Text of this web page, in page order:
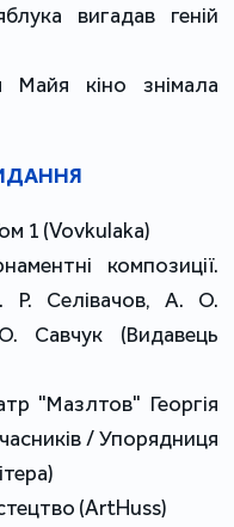
вигадав геній
кіно знімала
1 (Vovkulaka)
композиції.
Селівачов, А. О.
Савчук (Видавець
"Мазлтов" Георгія
/ Упорядниця
(ArtHuss)